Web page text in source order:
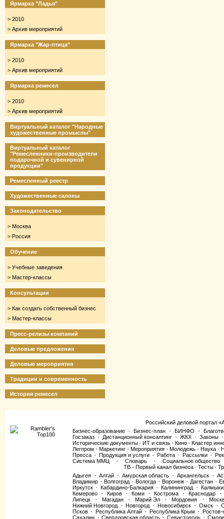
Ярмарка "Ладья"
> 2010
> Архив мероприятий
Ярмарка "Жар-птица"
> 2010
> Архив мероприятий
Ярмарка ремесел
> 2010
> Архив мероприятий
Виртуальный каталог "Народные
художественные промыслы"
Виртуальный каталог
"Ремесленники-производители
подарочной и сувенирной
продукции"
Ремесленный реестр
Художественные салоны
Законодательство
> Москва
> Россия
Обучение
> Учебные заведения
> Мастер-классы
Консультации
> Как создать собственный бизнес
> Мастер-классы
Пресс-релизы компаний
Деловые предложения
Деловые мероприятия
Традиции и современность
История ремесел
Российский деловой портал
Бизнес-образование
· Бизнес-план · БИНФО ·
Госзаказ
· Дистанционный консалтинг · ЖКХ · Законы ·
Исторические документы · ИТ и связь · Кино · Кластер
Легпром · Маркетинг · Мероприятия · Молодежь · Наука ·
Пресса · Продукция и услуги · Работа · Рассылки ·
Система ММЦ
· Словарь ·
Социальное общество
ТВ - Первый канал бизнеса · Тесты ·
Адыгея
· Алтай · Амурская область · Архангельск ·
Владимир · Волгоград · Вологда · Воронеж · Дагестан ·
Иркутск · Кабардино-Балкария · Калининград ·
Кемерово
· Киров · Коми · Кострома · Краснодар ·
Липецк · Магадан · Марий Эл · Мордовия ·
Нижний Новгород
· Новгород · Новосибирск · Омск ·
Псков · Республика Алтай · Республика Крым ·
Ростов-
Сахалин · Свердловская область · Севастополь ·